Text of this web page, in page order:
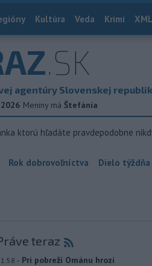
Kultúra Veda Krimi
.SK
agentúry Slovenskej
Meniny má Štefánia
ktorú hľadáte pravdepodobne
Rok dobrovoľníctva Dielo týždňa
teraz
- Pri pobreží Ománu hrozí